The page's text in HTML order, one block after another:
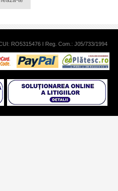
RO5315476 I Reg. Com.: J05/733/1994